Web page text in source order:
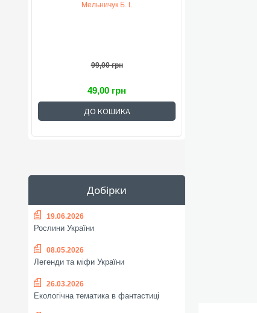
Мельничук Б. І.
99,00 грн
49,00 грн
ДО КОШИКА
Добірки
19.06.2026
Рослини України
08.05.2026
Легенди та міфи України
26.03.2026
Екологічна тематика в фантастиці